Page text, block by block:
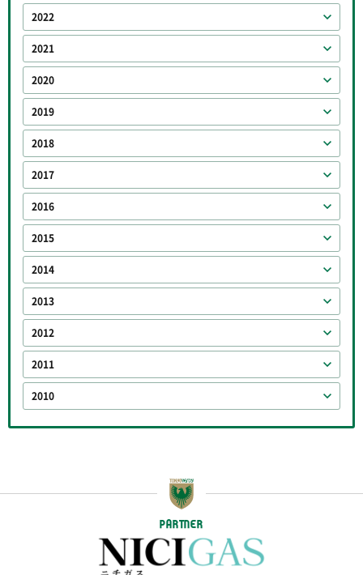
2022
2021
2020
2019
2018
2017
2016
2015
2014
2013
2012
2011
2010
PARTNER